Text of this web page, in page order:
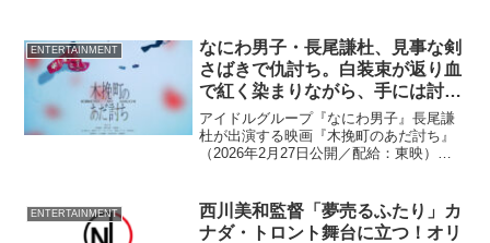
と。 FAXを通じ山田は
ENTERTAINMENT
なにわ男子・長尾謙杜、見事な剣
さばきで仇討ち。白装束が返り血
で紅く染まりながら、手には討ち
取った首を…
アイドルグループ『なにわ男子』長尾謙
杜が出演する映画『木挽町のあだ討ち』
（2026年2月27日公開／配給：東映）。
首を…という衝撃的な仇討ちシーンの本
予告映像・本ビジュアル が解禁
ENTERTAINMENT
西川美和監督「夢売るふたり」カ
ナダ・トロント舞台に立つ！オリ